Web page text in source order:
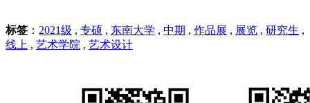
标签 ： 2021级 , 专硕 , 东南大学 , 中期 , 作品展 , 展览 , 研究生 ,
线上 , 艺术学院 , 艺术设计